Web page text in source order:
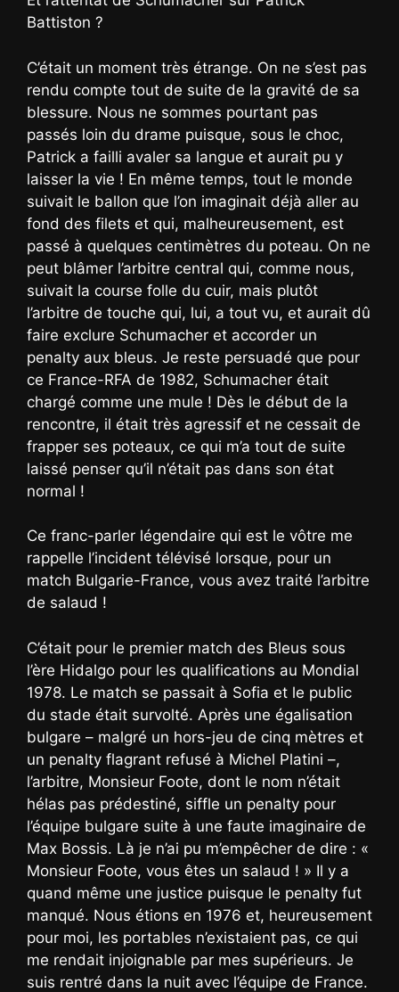
Battiston ?
C’était un moment très étrange. On ne s’est pas
rendu compte tout de suite de la gravité de sa
blessure. Nous ne sommes pourtant pas
passés loin du drame puisque, sous le choc,
Patrick a failli avaler sa langue et aurait pu y
laisser la vie ! En même temps, tout le monde
suivait le ballon que l’on imaginait déjà aller au
fond des filets et qui, malheureusement, est
passé à quelques centimètres du poteau. On ne
peut blâmer l’arbitre central qui, comme nous,
suivait la course folle du cuir, mais plutôt
l’arbitre de touche qui, lui, a tout vu, et aurait dû
faire exclure Schumacher et accorder un
penalty aux bleus. Je reste persuadé que pour
ce France-RFA de 1982, Schumacher était
chargé comme une mule ! Dès le début de la
rencontre, il était très agressif et ne cessait de
frapper ses poteaux, ce qui m’a tout de suite
laissé penser qu’il n’était pas dans son état
normal !
Ce franc-parler légendaire qui est le vôtre me
rappelle l’incident télévisé lorsque, pour un
match Bulgarie-France, vous avez traité l’arbitre
de salaud !
C’était pour le premier match des Bleus sous
l’ère Hidalgo pour les qualifications au Mondial
1978. Le match se passait à Sofia et le public
du stade était survolté. Après une égalisation
bulgare – malgré un hors-jeu de cinq mètres et
un penalty flagrant refusé à Michel Platini –,
l’arbitre, Monsieur Foote, dont le nom n’était
hélas pas prédestiné, siffle un penalty pour
l’équipe bulgare suite à une faute imaginaire de
Max Bossis. Là je n’ai pu m’empêcher de dire : «
Monsieur Foote, vous êtes un salaud ! » Il y a
quand même une justice puisque le penalty fut
manqué. Nous étions en 1976 et, heureusement
pour moi, les portables n’existaient pas, ce qui
me rendait injoignable par mes supérieurs. Je
suis rentré dans la nuit avec l’équipe de France.